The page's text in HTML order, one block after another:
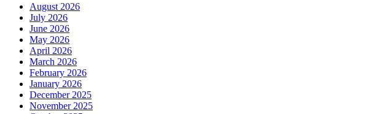
August 2026
July 2026
June 2026
May 2026
April 2026
March 2026
February 2026
January 2026
December 2025
November 2025